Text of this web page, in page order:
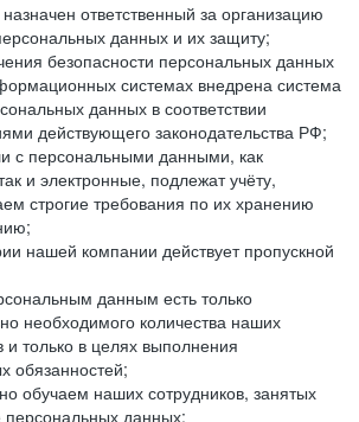
ответственный за организацию
данных и их защиту;
безопасности персональных данных
системах внедрена система
данных в соответствии
действующего законодательства РФ;
с персональными данными, как
и электронные, подлежат учёту,
строгие требования по их хранению
нашей компании действует пропускной
данным есть только
необходимого количества наших
и только в целях выполнения
обязанностей;
обучаем наших сотрудников, занятых
персональных данных;